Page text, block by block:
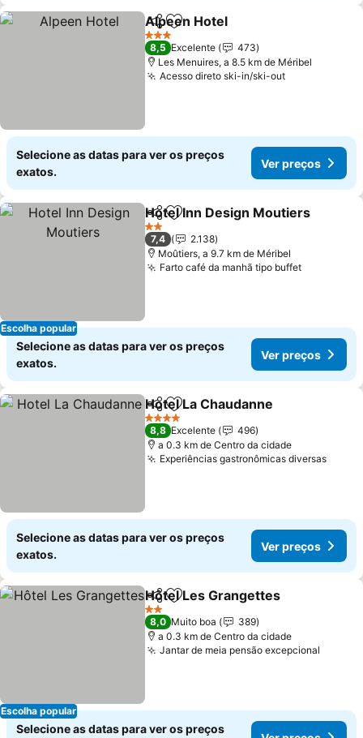
PartilharAdicionar aos favoritos
Alpeen Hotel
3 Estrelas
8,5 Excelente
473
Les Menuires, a 8.5 km de Méribel
Acesso direto ski-in/ski-out
Selecione as datas para ver os preços
exatos.
Ver preços
Escolha popular
PartilharAdicionar aos favoritos
Hotel Inn Design Moutiers
2 Estrelas
7,4
2.138
Moûtiers, a 9.7 km de Méribel
Farto café da manhã tipo buffet
Selecione as datas para ver os preços
exatos.
Ver preços
PartilharAdicionar aos favoritos
Hotel La Chaudanne
4 Estrelas
8,8 Excelente
496
a 0.3 km de Centro da cidade
Experiências gastronômicas diversas
Selecione as datas para ver os preços
exatos.
Ver preços
Escolha popular
PartilharAdicionar aos favoritos
Hôtel Les Grangettes
2 Estrelas
8,0 Muito boa
389
a 0.3 km de Centro da cidade
Jantar de meia pensão excepcional
Selecione as datas para ver os preços